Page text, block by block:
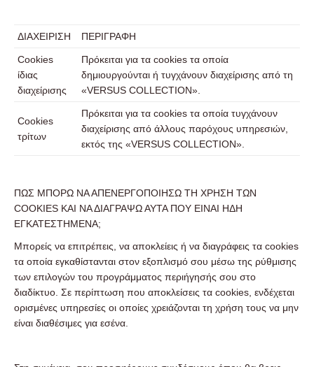
ΔΙΑΧΕΙΡΙΣΗ ΠΕΡΙΓΡΑΦΗ
Cookies
ίδιας
διαχείρισης
Πρόκειται για τα cookies τα οποία
δημιουργούνται ή τυγχάνουν διαχείρισης από τη
«VERSUS COLLECTION».
Cookies
τρίτων
Πρόκειται για τα cookies τα οποία τυγχάνουν
διαχείρισης από άλλους παρόχους υπηρεσιών,
εκτός της «VERSUS COLLECTION».
ΠΩΣ ΜΠΟΡΩ ΝΑ ΑΠΕΝΕΡΓΟΠΟΙΗΣΩ ΤΗ ΧΡΗΣΗ ΤΩΝ
COOKIES ΚΑΙ ΝΑ ΔΙΑΓΡΑΨΩ ΑΥΤΑ ΠΟΥ ΕΙΝΑΙ ΗΔΗ
ΕΓΚΑΤΕΣΤΗΜΕΝΑ;
Μπορείς να επιτρέπεις, να αποκλείεις ή να διαγράφεις τα cookies
τα οποία εγκαθίστανται στον εξοπλισμό σου μέσω της ρύθμισης
των επιλογών του προγράμματος περιήγησής σου στο
διαδίκτυο. Σε περίπτωση που αποκλείσεις τα cookies, ενδέχεται
ορισμένες υπηρεσίες οι οποίες χρειάζονται τη χρήση τους να μην
είναι διαθέσιμες για εσένα.